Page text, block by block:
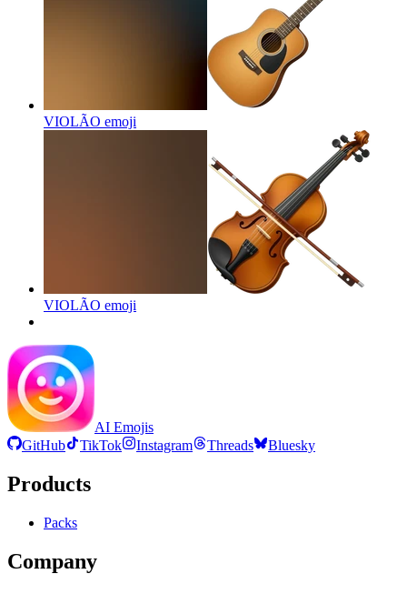
VIOLÃO emoji
VIOLÃO emoji
AI Emojis
GitHub
TikTok Instagram Threads Bluesky
Products
Packs
Company